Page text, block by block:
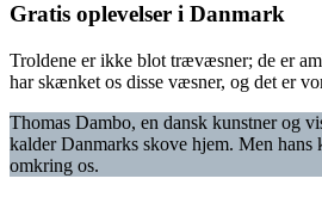
Gratis oplevelser i Danmark
Troldene er ikke blot trævæsner; de er
har skænket os disse væsner, og det er
Thomas Dambo, en dansk kunstner og
kalder Danmarks skove hjem. Men
omkring os.